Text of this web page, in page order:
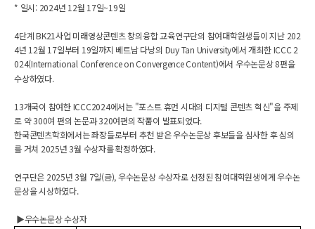
* 일시: 2024년 12월 17일~19일
4단계 BK21사업 미래영상콘텐츠 창의융합 교육연구단의 참여대학원생들이 지난 202
4년 12월 17일부터 19일까지 베트남 다낭의 Duy Tan University에서 개최한 ICCC 2
024(International Conference on Convergence Content)에서 우수논문상 8편을
수상하였다.
13개국이 참여한 ICCC2024에서는 "포스트 휴먼 시대의 디지털 콘텐츠 혁신"을 주제
로 약 300여 편의 논문과 320여편의 작품이 발표되었다.
한국콘텐츠학회에서는 좌장들로부터 추천 받은 우수논문상 후보들을 심사한 후 심의
를 거쳐 2025년 3월 수상자를 확정하였다.
연구단은 2025년 3월 7일(금), 우수논문상 수상자로 선정된 참여대학원생에게 우수논
문상을 시상하였다.
▶우수논문상 수상자